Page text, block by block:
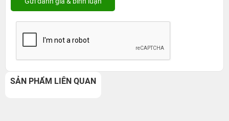
SẢN PHẨM LIÊN QUAN